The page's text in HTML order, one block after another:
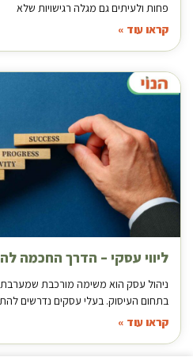
פחות ולעיתים גם מגלה רגישויות שלא
קראו עוד »
ליווי עסקי – הדרך החכמה
ניהול עסק הוא משימה מורכבת
בתחום העיסוק. בעלי עסקים נדרשים
קראו עוד »